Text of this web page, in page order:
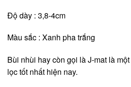
Độ dày : 3,8-4cm
Màu sắc : Xanh pha trắng
Bùi nhùi hay còn gọi là J-mat là
lọc tốt nhất hiện nay.